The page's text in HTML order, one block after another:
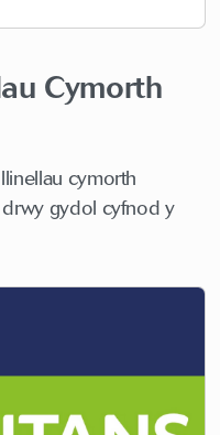
Cymorth
cymorth
gydol cyfnod y